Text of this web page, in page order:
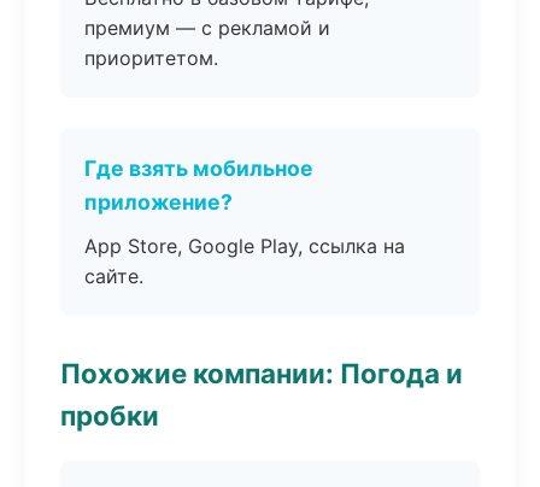
премиум — с рекламой и
приоритетом.
Где взять мобильное
приложение?
App Store, Google Play, ссылка на
сайте.
Похожие компании: Погода и
пробки